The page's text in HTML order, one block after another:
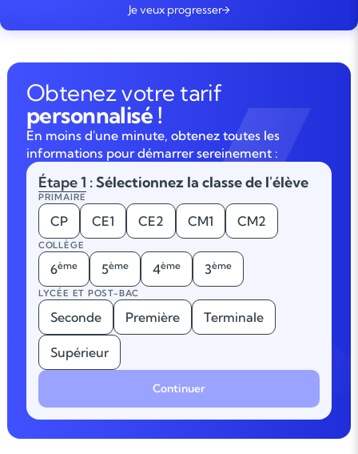
Je veux progresser
Obtenez votre tarif
personnalisé !
En moins d'une minute, obtenez toutes les
informations pour démarrer sereinement :
Étape 1 : Sélectionnez la classe de l'élève
PRIMAIRE
CP CE1 CE2 CM1 CM2
COLLÈGE
6ème 5ème 4ème 3ème
LYCÉE ET POST-BAC
Seconde Première Terminale
Supérieur
Continuer